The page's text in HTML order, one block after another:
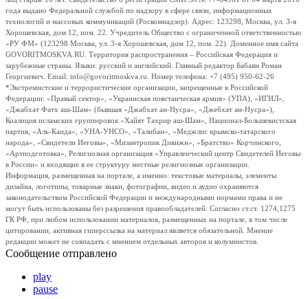
года выдано Федеральной службой по надзору в сфере связи, информационных
технологий и массовых коммуникаций (Роскомнадзор). Адрес: 123298, Москва, ул. 3-я
Хорошевская, дом 12, пом. 22. Учредитель Общество с ограниченной ответственностью
«РУ ФМ» (123298 Москва, ул. 3-я Хорошевская, дом 12, пом. 22). Доменное имя сайта
GOVORITMOSKVA.RU. Территория распространения – Российская Федерация и
зарубежные страны. Языки: русский и английский. Главный редактор Бабаян Роман
Георгиевич. Email: info@govoritmoskva.ru. Номер телефона: +7 (495) 950-62-26
*Экстремистские и террористические организации, запрещенные в Российской
Федерации: «Правый сектор», «Украинская повстанческая армия» (УПА), «ИГИЛ»,
«Джабхат Фатх аш-Шам» (бывшая «Джабхат ан-Нусра», «Джебхат ан-Нусра»),
Коалиция исламских группировок «Хайят Тахрир аш-Шам», Национал-Большевистская
партия, «Аль-Каида», «УНА-УНСО», «Талибан», «Меджлис крымско-татарского
народа», «Свидетели Иеговы», «Мизантропик Дивижн», «Братство» Корчинского,
«Артподготовка», Религиозная организация «Управленческий центр Свидетелей Иеговы
в России» и входящие в ее структуру местные религиозные организации.
Информация, размещенная на портале, а именно: текстовые материалы, элементы
дизайна, логотипы, товарные знаки, фотографии, видео и аудио охраняются
законодательством Российской Федерации и международными нормами права и не
могут быть использованы без разрешения правообладателей. Согласно ст.ст. 1274,1275
ГК РФ, при любом использовании материалов, размещенных на портале, в том числе
цитировании, активная гиперссылка на материал является обязательной. Мнение
редакции может не совпадать с мнением отдельных авторов и колумнистов.
Сообщение отправлено
play
pause